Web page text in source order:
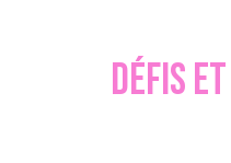
Défis